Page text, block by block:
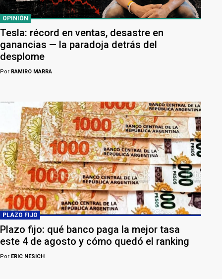
OPINIÓN
Tesla: récord en ventas, desastre en
ganancias — la paradoja detrás del
desplome
Por RAMIRO MARRA
PLAZO FIJO
Plazo fijo: qué banco paga la mejor tasa
este 4 de agosto y cómo quedó el ranking
Por ERIC NESICH